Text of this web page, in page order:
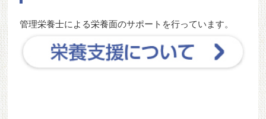
管理栄養士による栄養面のサポートを行っています。